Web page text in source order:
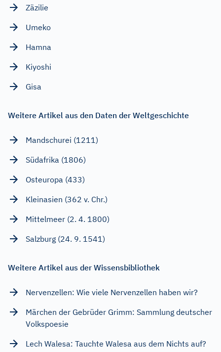
Zäzilie
Umeko
Hamna
Kiyoshi
Gisa
Weitere Artikel aus den Daten der Weltgeschichte
Mandschurei (1211)
Südafrika (1806)
Osteuropa (433)
Kleinasien (362 v. Chr.)
Mittelmeer (2. 4. 1800)
Salzburg (24. 9. 1541)
Weitere Artikel aus der Wissensbibliothek
Nervenzellen: Wie viele Nervenzellen haben wir?
Märchen der Gebrüder Grimm: Sammlung deutscher
Volkspoesie
Lech Walesa: Tauchte Walesa aus dem Nichts auf?